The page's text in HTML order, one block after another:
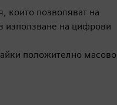
които позволяват на
използване на цифрови
положително масово